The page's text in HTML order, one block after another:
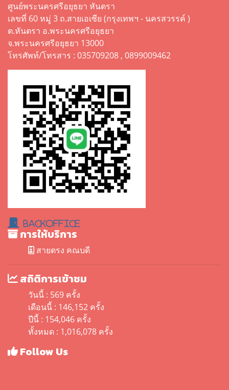
ศูนย์พระนครศรีอยุธยา หันตรา
เลขที่ 60 หมู่ 3 ถ.สายเอเซีย (กรุงเทพฯ - นครสวรรค์ )
ต.หันตรา อ.พระนครศรีอยุธยา
จ.พระนครศรีอยุธยา 13000
โทรศัพท์/โทรสาร : 035709208 , 0899009462
BackOffice
การให้บริการ
สายตรง คณบดี
สถิติการเข้าชม
วันนี้ : 569 ครั้ง
เดือนนี้ : 146,152 ครั้ง
ปีนี้ : 154,046 ครั้ง
ทั้งหมด : 1,016,078 ครั้ง
Follow Us